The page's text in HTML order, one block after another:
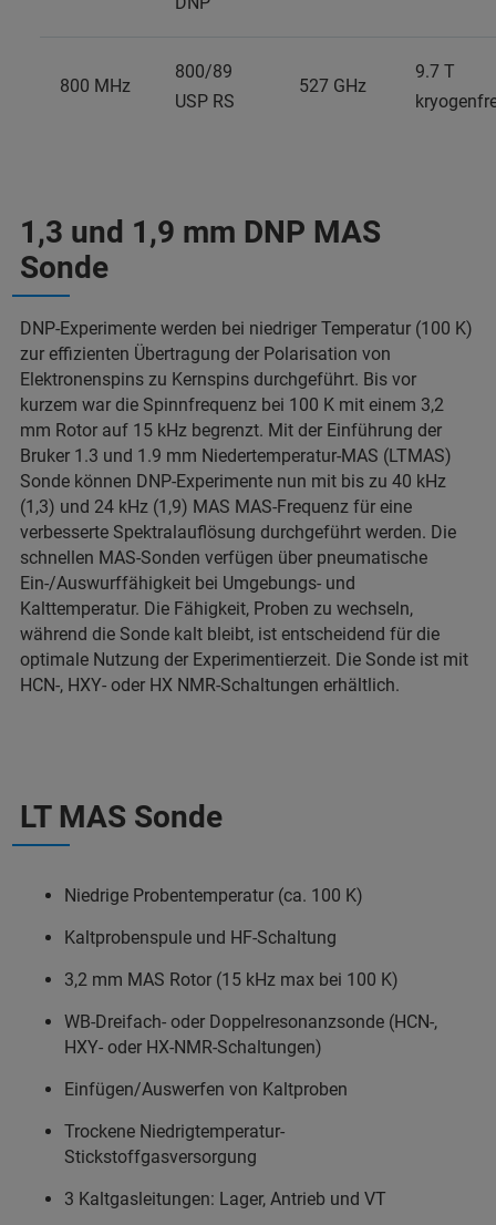
800 MHz
800/89
USP RS
527 GHz
9.7 T
1,3 und 1,9 mm DNP MAS
Sonde
DNP-Experimente werden bei niedriger Temperatur (100 K)
zur effizienten Übertragung der Polarisation von
Elektronenspins zu Kernspins durchgeführt. Bis vor
kurzem war die Spinnfrequenz bei 100 K mit einem 3,2
mm Rotor auf 15 kHz begrenzt. Mit der Einführung der
Bruker 1.3 und 1.9 mm Niedertemperatur-MAS (LTMAS)
Sonde können DNP-Experimente nun mit bis zu 40 kHz
(1,3) und 24 kHz (1,9) MAS MAS-Frequenz für eine
verbesserte Spektralauflösung durchgeführt werden. Die
schnellen MAS-Sonden verfügen über pneumatische
Ein-/Auswurffähigkeit bei Umgebungs- und
Kalttemperatur. Die Fähigkeit, Proben zu wechseln,
während die Sonde kalt bleibt, ist entscheidend für die
optimale Nutzung der Experimentierzeit. Die Sonde ist mit
HCN-, HXY- oder HX NMR-Schaltungen erhältlich.
LT MAS Sonde
Niedrige Probentemperatur (ca. 100 K)
Kaltprobenspule und HF-Schaltung
3,2 mm MAS Rotor (15 kHz max bei 100 K)
WB-Dreifach- oder Doppelresonanzsonde (HCN-,
HXY- oder HX-NMR-Schaltungen)
Einfügen/Auswerfen von Kaltproben
Trockene Niedrigtemperatur-
Stickstoffgasversorgung
3 Kaltgasleitungen: Lager, Antrieb und VT